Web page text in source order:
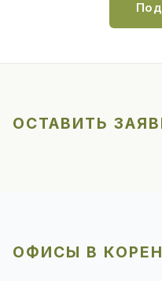
ОСТАВИТЬ
ОФИСЫ В